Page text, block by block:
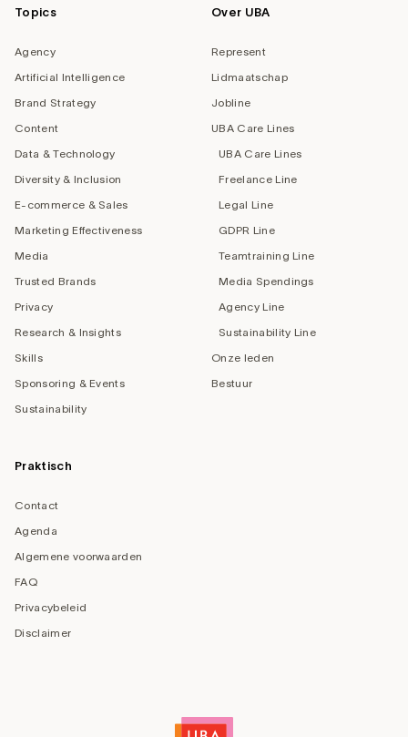
Topics
Agency
Artificial Intelligence
Brand Strategy
Content
Data & Technology
Diversity & Inclusion
E-commerce & Sales
Marketing Effectiveness
Media
Trusted Brands
Privacy
Research & Insights
Skills
Sponsoring & Events
Sustainability
Over UBA
Represent
Lidmaatschap
Jobline
UBA Care Lines
UBA Care Lines
Freelance Line
Legal Line
GDPR Line
Teamtraining Line
Media Spendings
Agency Line
Sustainability Line
Onze leden
Bestuur
Praktisch
Contact
Agenda
Algemene voorwaarden
FAQ
Privacybeleid
Disclaimer